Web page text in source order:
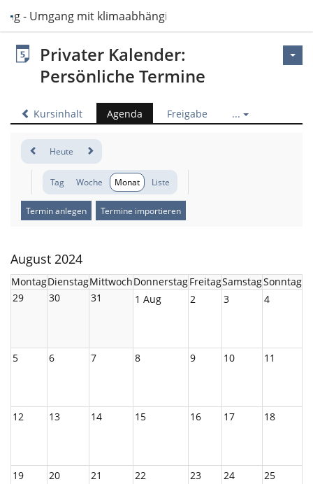
- Umgang mit klimaabhängigen Ressourcen im
Privater Kalender:
Persönliche Termine
Kursinhalt Agenda Freigabe ...
Heute
Tag Woche Monat Liste
Termin anlegen Termine importieren
August 2024
MontagDienstagMittwochDonnerstagFreitagSamstagSonntag
29
30 31 1 Aug 2 3 4
5 6 7 8 9 10 11
12 13 14 15 16 17 18
19 20 21 22 23 24 25